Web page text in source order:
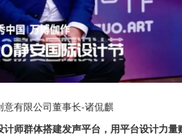
意有限公司董事长-诸侃麒
计师群体搭建发声平台，用平台设计力量